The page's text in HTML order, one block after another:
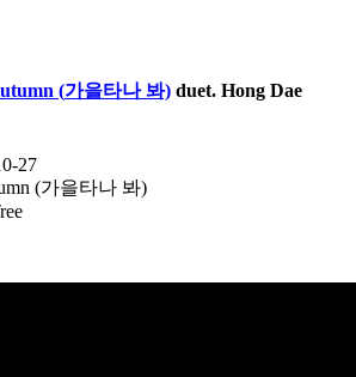
(가을타나봐) duet. Hong Dae
27
(가을타나 봐)